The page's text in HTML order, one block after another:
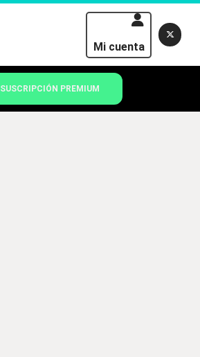
Mi cuenta
SUSCRIPCIÓN PREMIUM